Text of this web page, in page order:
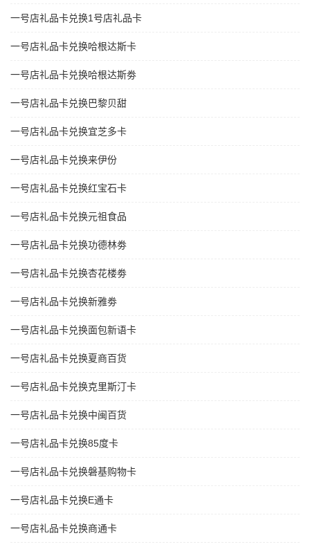
一号店礼品卡兑换1号店礼品卡
一号店礼品卡兑换哈根达斯卡
一号店礼品卡兑换哈根达斯劵
一号店礼品卡兑换巴黎贝甜
一号店礼品卡兑换宜芝多卡
一号店礼品卡兑换来伊份
一号店礼品卡兑换红宝石卡
一号店礼品卡兑换元祖食品
一号店礼品卡兑换功德林劵
一号店礼品卡兑换杏花楼劵
一号店礼品卡兑换新雅劵
一号店礼品卡兑换面包新语卡
一号店礼品卡兑换夏商百货
一号店礼品卡兑换克里斯汀卡
一号店礼品卡兑换中闽百货
一号店礼品卡兑换85度卡
一号店礼品卡兑换磐基购物卡
一号店礼品卡兑换E通卡
一号店礼品卡兑换商通卡